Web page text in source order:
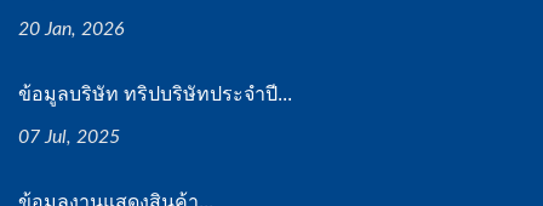
20 Jan, 2026
ข้อมูลบริษัท ทริปบริษัทประจำปี...
07 Jul, 2025